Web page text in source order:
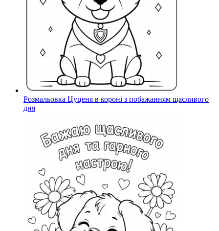
Розмальовка Цуценя в короні з побажанням щасливого
дня